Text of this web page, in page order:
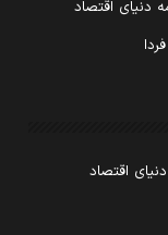
دنیای اقتصاد
اقتصاد